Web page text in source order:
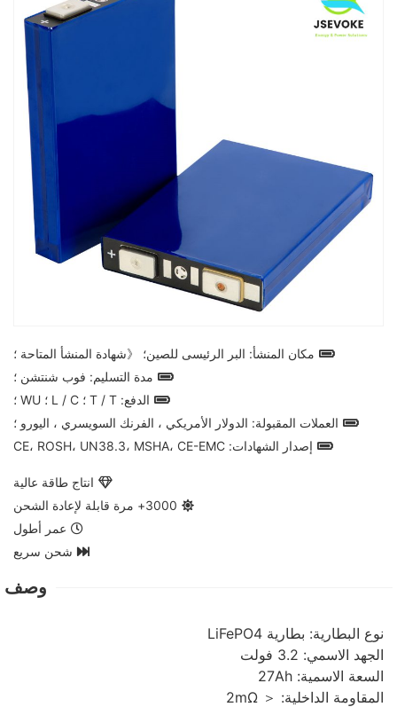
مكان المنشأ: البر الرئيسى للصين؛ 《شهادة المنشأ المتاحة ؛
مدة التسليم: فوب شنتشن ؛
الدفع: T / T ؛ L / C ؛ WU ؛
العملات المقبولة: الدولار الأمريكي ، الفرنك السويسري ، اليورو ؛
إصدار الشهادات: CE، ROSH، UN38.3، MSHA، CE-EMC
انتاج طاقة عالية
3000+ مرة قابلة لإعادة الشحن
عمر أطول
شحن سريع
وصف
نوع البطارية: بطارية LiFePO4
الجهد الاسمي: 3.2 فولت
السعة الاسمية: 27Ah
المقاومة الداخلية: ＜ 2mΩ